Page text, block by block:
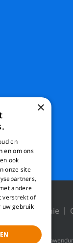
×
en
en om ons
ook
onze site
andere
verstrekt of
uw gebruik